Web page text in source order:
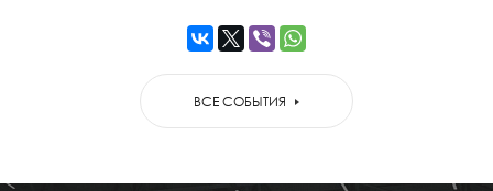
ВСЕ СОБЫТИЯ